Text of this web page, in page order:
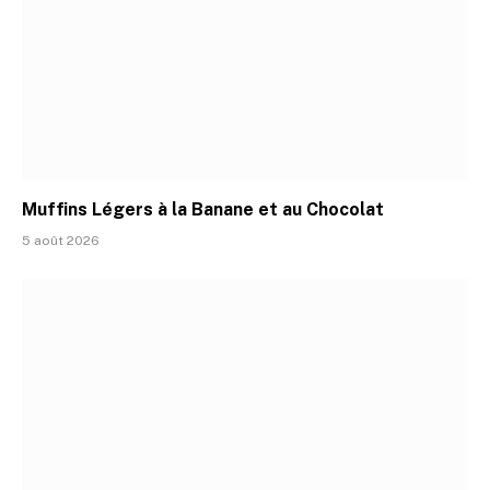
Muffins Légers à la Banane et au Chocolat
5 août 2026